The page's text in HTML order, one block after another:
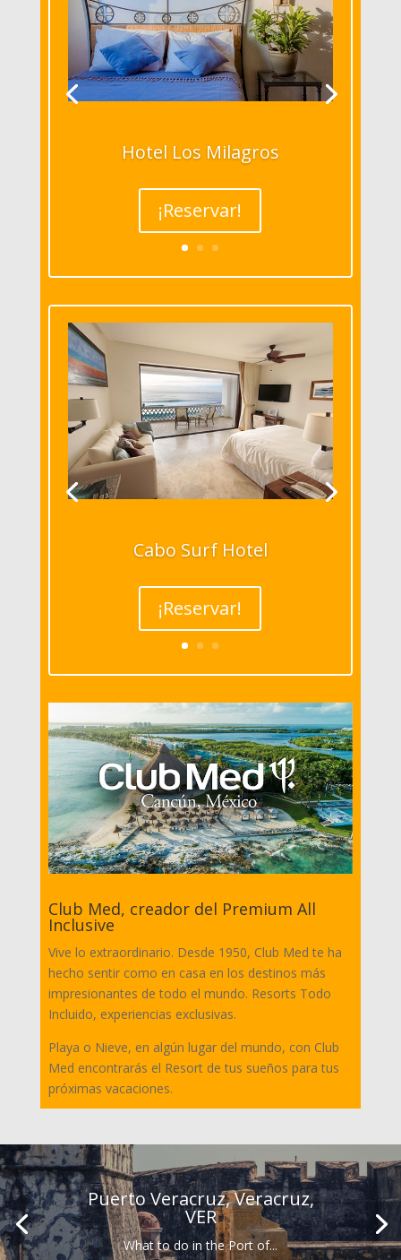
Hotel Los Milagros
¡Reservar!
Cabo Surf Hotel
¡Reservar!
Club Med, creador del Premium All
Inclusive
Vive lo extraordinario. Desde 1950, Club Med te ha
hecho sentir como en casa en los destinos más
impresionantes de todo el mundo. Resorts Todo
Incluido, experiencias exclusivas.
Playa o Nieve, en algún lugar del mundo, con Club
Med encontrarás el Resort de tus sueños para tus
próximas vacaciones.
Puerto Veracruz, Veracruz,
VER
What to do in the Port of...